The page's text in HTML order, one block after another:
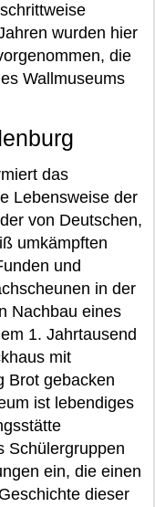
wurden hier
die
Wallmuseums
das
Lebensweise der
von Deutschen,
umkämpften
und
in der
Nachbau eines
1. Jahrtausend
mit
Brot gebacken
ist lebendiges
Schülergruppen
ein, die einen
dieser